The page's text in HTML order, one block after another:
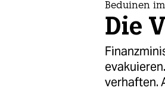
Beduinen
Die
verhaften.